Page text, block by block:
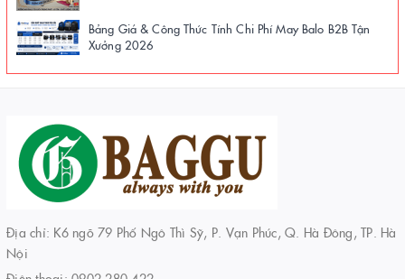
Bảng Giá & Công Thức Tính Chi Phí May Balo B2B Tận
Xưởng 2026
Địa chỉ: K6 ngõ 79 Phố Ngô Thì Sỹ, P. Vạn Phúc, Q. Hà Đông, TP. Hà
Nội